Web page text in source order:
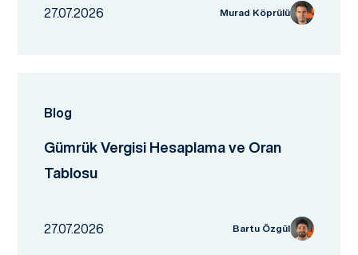
27.07.2026 Murad Köprülü
Blog
Gümrük Vergisi Hesaplama ve Oran
Tablosu
27.07.2026 Bartu Özgül